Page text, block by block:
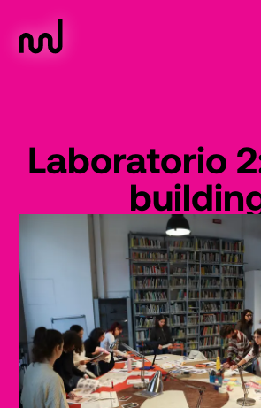
Laboratorio